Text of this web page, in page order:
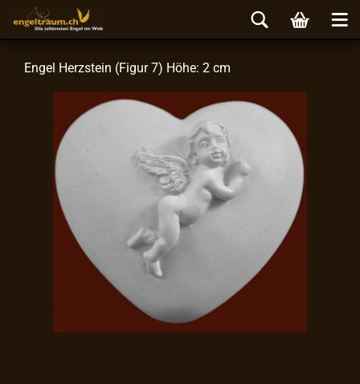
Engel Herz­stein (Figur 7) Höhe: 2 cm